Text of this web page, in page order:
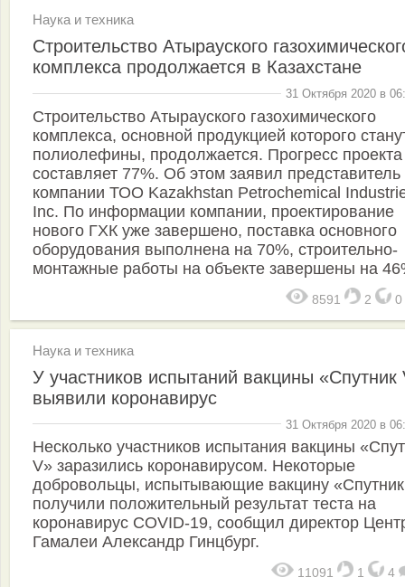
Наука и техника
Строительство Атырауского
комплекса продолжается в Казахстане
31 Октября 2020 в
Строительство Атырауского газохимического
комплекса, основной продукцией которого
полиолефины, продолжается. Прогресс проекта
составляет 77%. Об этом заявил представитель
компании ТОО Kazakhstan Petrochemical
Inc. По информации компании, проектирование
нового ГХК уже завершено, поставка основного
оборудования выполнена на 70%, строительно-
монтажные работы на объекте завершены на
8591 2 0
Наука и техника
У участников испытаний вакцины «Спутник
выявили коронавирус
31 Октября 2020 в
Несколько участников испытания вакцины
V» заразились коронавирусом. Некоторые
добровольцы, испытывающие вакцину
получили положительный результат теста на
коронавирус COVID-19, сообщил директор
Гамалеи Александр Гинцбург.
11091 1 4